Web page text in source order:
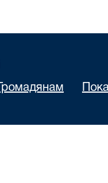
Громадянам